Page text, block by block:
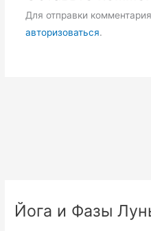
Для отправки
авторизоваться.
Йога и Фазы